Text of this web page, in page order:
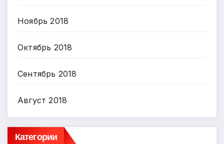
Ноябрь 2018
Октябрь 2018
Сентябрь 2018
Август 2018
Категории